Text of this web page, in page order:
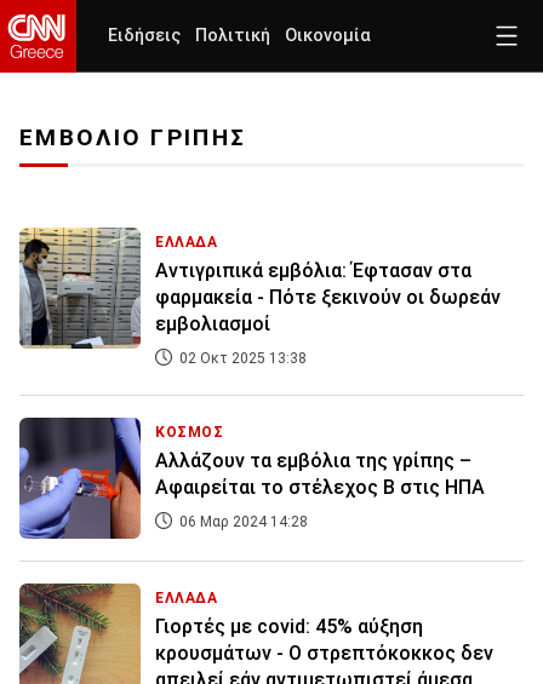
Ειδήσεις Πολιτική Οικονομία
ΕΜΒΟΛΙΟ ΓΡΙΠΗΣ
ΕΛΛΑΔΑ
Αντιγριπικά εμβόλια: Έφτασαν στα
φαρμακεία - Πότε ξεκινούν οι δωρεάν
εμβολιασμοί
02 Οκτ 2025 13:38
ΚΟΣΜΟΣ
Αλλάζουν τα εμβόλια της γρίπης –
Αφαιρείται το στέλεχος B στις ΗΠΑ
06 Μαρ 2024 14:28
ΕΛΛΑΔΑ
Γιορτές με covid: 45% αύξηση
κρουσμάτων - O στρεπτόκοκκος δεν